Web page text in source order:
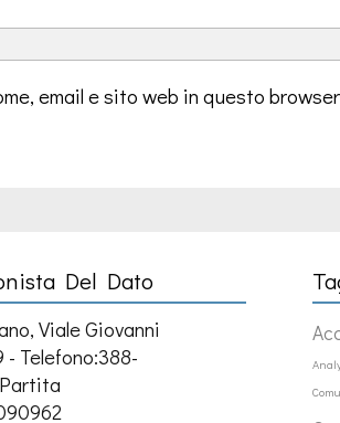
email e sito web in questo
Del Dato
Viale Giovanni
- Telefono:388-